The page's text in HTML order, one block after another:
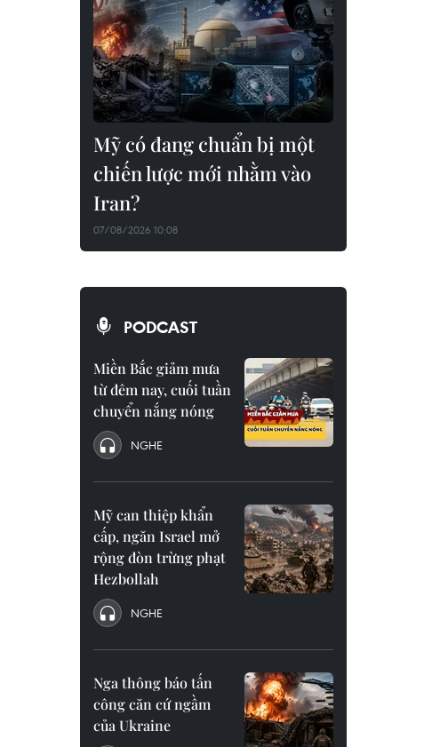
Mỹ có đang chuẩn bị một
chiến lược mới nhằm vào
Iran?
07/08/2026 10:08
PODCAST
Miền Bắc giảm mưa
từ đêm nay, cuối tuần
chuyển nắng nóng
NGHE
Mỹ can thiệp khẩn
cấp, ngăn Israel mở
rộng đòn trừng phạt
Hezbollah
NGHE
Nga thông báo tấn
công căn cứ ngầm
của Ukraine